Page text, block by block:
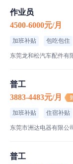
职位类型
作业方式 走动式作
工作地点
【薪资详情】
基本工资：5500-
工作时长：每天10小
作业员
4500-6000元/月
加班补贴 包吃包住
东莞龙和松汽车配件有
普工
3883-4483元/月
加班补贴 住宿补贴
东莞市洲达电器有限公
普工